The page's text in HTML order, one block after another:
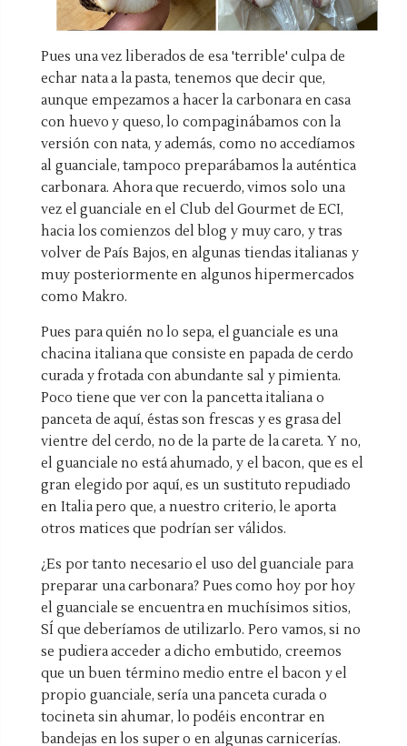
Pues una vez liberados de esa 'terrible' culpa de
echar nata a la pasta, tenemos que decir que,
aunque empezamos a hacer la carbonara en casa
con huevo y queso, lo compaginábamos con la
versión con nata, y además, como no accedíamos
al guanciale, tampoco preparábamos la auténtica
carbonara. Ahora que recuerdo, vimos solo una
vez el guanciale en el Club del Gourmet de ECI,
hacia los comienzos del blog y muy caro, y tras
volver de País Bajos, en algunas tiendas italianas y
muy posteriormente en algunos hipermercados
como Makro.
Pues para quién no lo sepa, el guanciale es una
chacina italiana que consiste en papada de cerdo
curada y frotada con abundante sal y pimienta.
Poco tiene que ver con la pancetta italiana o
panceta de aquí, éstas son frescas y es grasa del
vientre del cerdo, no de la parte de la careta. Y no,
el guanciale no está ahumado, y el bacon, que es el
gran elegido por aquí, es un sustituto repudiado
en Italia pero que, a nuestro criterio, le aporta
otros matices que podrían ser válidos.
¿Es por tanto necesario el uso del guanciale para
preparar una carbonara? Pues como hoy por hoy
el guanciale se encuentra en muchísimos sitios,
SÍ que deberíamos de utilizarlo. Pero vamos, si no
se pudiera acceder a dicho embutido, creemos
que un buen término medio entre el bacon y el
propio guanciale, sería una panceta curada o
tocineta sin ahumar, lo podéis encontrar en
bandejas en los super o en algunas carnicerías.